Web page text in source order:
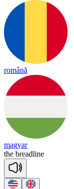
română
magyar
the breadline